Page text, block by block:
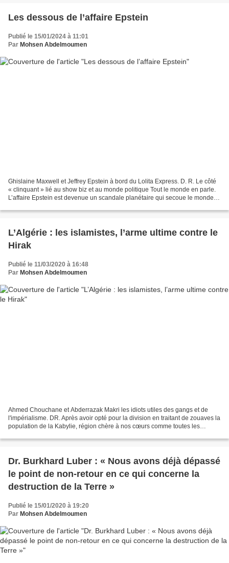
Les dessous de l’affaire Epstein
Publié le 15/01/2024 à 11:01
Par Mohsen Abdelmoumen
Ghislaine Maxwell et Jeffrey Epstein à bord du Lolita Express. D. R. Le côté
« clinquant » lié au show biz et au monde politique Tout le monde en parle.
L’affaire Epstein est devenue un scandale planétaire qui secoue le monde
L’Algérie : les islamistes, l’arme ultime contre le
Hirak
Publié le 11/03/2020 à 16:48
Par Mohsen Abdelmoumen
Ahmed Chouchane et Abderrazak Makri les idiots utiles des gangs et de
l'impérialisme. DR. Après avoir opté pour la division en traitant de zouaves la
population de la Kabylie, région chère à nos cœurs comme toutes les
Dr. Burkhard Luber : « Nous avons déjà dépassé
le point de non-retour en ce qui concerne la
destruction de la Terre »
Publié le 15/01/2020 à 19:20
Par Mohsen Abdelmoumen